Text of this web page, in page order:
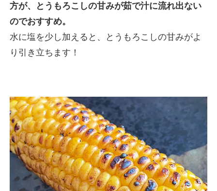
方が、とうもろこしの甘みが茹で汁に流れ出ない
のでおすすめ。
水に塩を少し加えると、とうもろこしの甘みがよ
り引き立ちます！